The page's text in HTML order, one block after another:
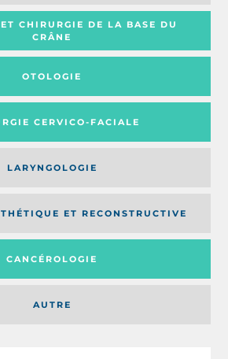
CHIRURGIE DE LA BASE DU
CRÂNE
OTOLOGIE
CERVICO-FACIALE
AUTRE
LARYNGOLOGIE
ET RECONSTRUCTIVE
CANCÉROLOGIE